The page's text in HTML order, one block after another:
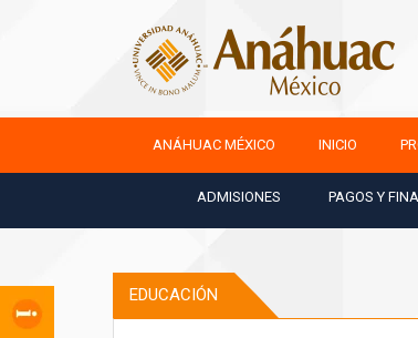
ANÁHUAC MÉXICO INICIO
ADMISIONES PAGOS Y
EDUCACIÓN